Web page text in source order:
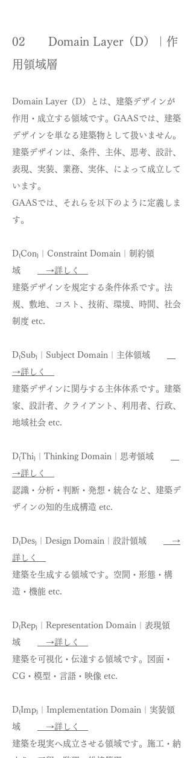
02 Domain Layer（D）｜作
用領域層
Domain Layer（D）とは、建築デザインが
作用・成立する領域です。GAASでは、建築
デザインを単なる建築物として扱いません。
建築デザインは、条件、主体、思考、設計、
表現、実装、業務、実体、によって成立して
います。
GAASでは、それらを以下のように定義しま
す。
D₍Con₎｜Constraint Domain｜制約領
域
→詳しく
建築デザインを規定する条件体系です。法
規、敷地、コスト、技術、環境、時間、社会
制度 etc.
D₍Sub₎｜Subject Domain｜主体領域
→詳しく
建築デザインに関与する主体体系です。建築
家、設計者、クライアント、利用者、行政、
地域社会 etc.
D₍Thi₎｜Thinking Domain｜思考領域
→詳しく
認識・分析・判断・発想・統合など、建築デ
ザインの知的生成構造 etc.
D₍Des₎｜Design Domain｜設計領域
→
詳しく
建築を生成する領域です。空間・形態・構
造・機能 etc.
D₍Rep₎｜Representation Domain｜表現領
域
→詳しく
建築を可視化・伝達する領域です。図面・
CG・模型・言語・映像 etc.
D₍Imp₎｜Implementation Domain｜実装領
域
→詳しく
建築を現実へ成立させる領域です。施工・納